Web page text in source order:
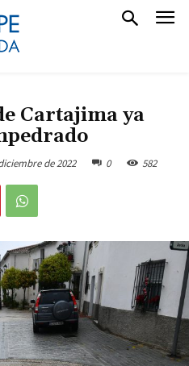
Cartajima ya
de 2022 0 582